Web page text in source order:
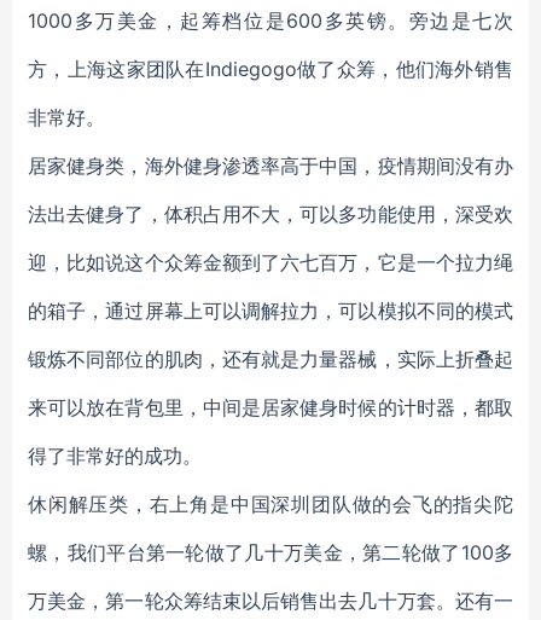
1000多万美金，起筹档位是600多英镑。旁边是七次
方，上海这家团队在Indiegogo做了众筹，他们海外销售
非常好。
居家健身类，海外健身渗透率高于中国，疫情期间没有办
法出去健身了，体积占用不大，可以多功能使用，深受欢
迎，比如说这个众筹金额到了六七百万，它是一个拉力绳
的箱子，通过屏幕上可以调解拉力，可以模拟不同的模式
锻炼不同部位的肌肉，还有就是力量器械，实际上折叠起
来可以放在背包里，中间是居家健身时候的计时器，都取
得了非常好的成功。
休闲解压类，右上角是中国深圳团队做的会飞的指尖陀
螺，我们平台第一轮做了几十万美金，第二轮做了100多
万美金，第一轮众筹结束以后销售出去几十万套。还有一